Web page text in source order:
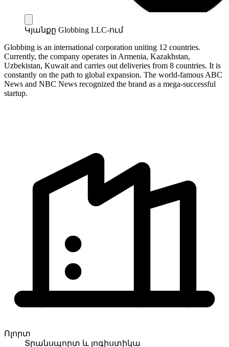
Կյանքը Globbing LLC-ում
Globbing is an international corporation uniting 12 countries.
Currently, the company operates in Armenia, Kazakhstan,
Uzbekistan, Kuwait and carries out deliveries from 8 countries. It is
constantly on the path to global expansion. The world-famous ABC
News and NBC News recognized the brand as a mega-successful
startup.
Ոլորտ
Տրանսպորտ և լոգիստիկա